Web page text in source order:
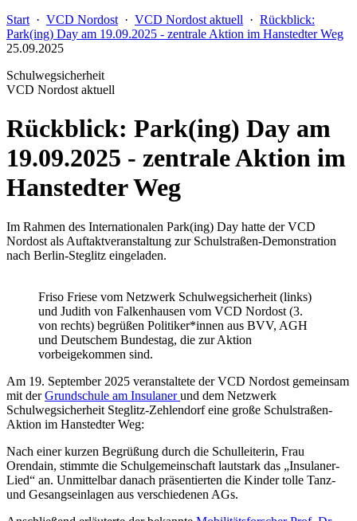
Start · VCD Nordost · VCD Nordost aktuell · Rückblick:
Park(ing) Day am 19.09.2025 - zentrale Aktion im Hanstedter Weg
25.09.2025
Schulwegsicherheit
VCD Nordost aktuell
Rückblick: Park(ing) Day am
19.09.2025 - zentrale Aktion im
Hanstedter Weg
Im Rahmen des Internationalen Park(ing) Day hatte der VCD
Nordost als Auftaktveranstaltung zur Schulstraßen-Demonstration
nach Berlin-Steglitz eingeladen.
Friso Friese vom Netzwerk Schulwegsicherheit (links)
und Judith von Falkenhausen vom VCD Nordost (3.
von rechts) begrüßen Politiker*innen aus BVV, AGH
und Deutschem Bundestag, die zur Aktion
vorbeigekommen sind.
Am 19. September 2025 veranstaltete der VCD Nordost gemeinsam
mit derGrundschule am Insulanerund dem Netzwerk
Schulwegsicherheit Steglitz-Zehlendorf eine große Schulstraßen-
Aktion im Hanstedter Weg:
Nach einer kurzen Begrüßung durch die Schulleiterin, Frau
Orendain, stimmte die Schulgemeinschaft lautstark das „Insulaner-
Lied“ an. Unmittelbar danach präsentierten die Kinder tolle Tanz-
und Gesangseinlagen aus verschiedenen AGs.